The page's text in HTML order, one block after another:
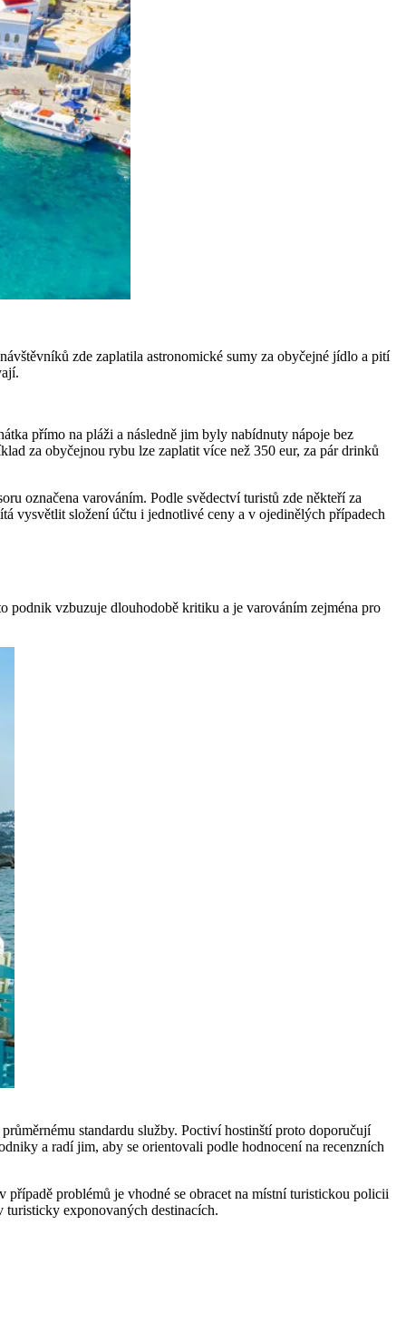
zde zaplatila astronomické sumy za obyčejné jídlo a pití
přímo na pláži a následně jim byly nabídnuty nápoje bez
za obyčejnou rybu lze zaplatit více než 350 eur, za pár drinků
označena varováním. Podle svědectví turistů zde někteří za
vysvětlit složení účtu i jednotlivé ceny a v ojedinělých případech
podnik vzbuzuje dlouhodobě kritiku a je varováním zejména pro
standardu služby. Poctiví hostinští proto doporučují
a radí jim, aby se orientovali podle hodnocení na recenzních
problémů je vhodné se obracet na místní turistickou policii
turisticky exponovaných destinacích.